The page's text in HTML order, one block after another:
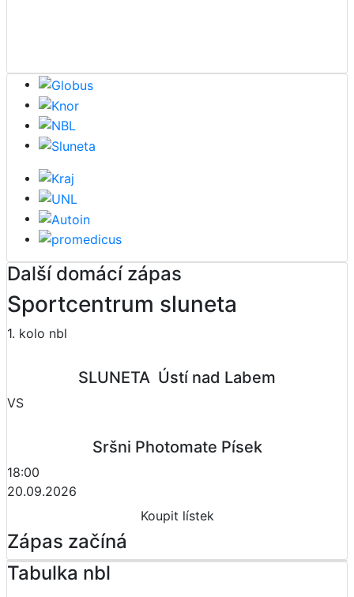
Další domácí zápas
Sportcentrum sluneta
1. kolo nbl
SLUNETA  Ústí nad Labem
VS
Sršni Photomate Písek
18:00
20.09.2026
Koupit lístek
Zápas začíná
Tabulka nbl